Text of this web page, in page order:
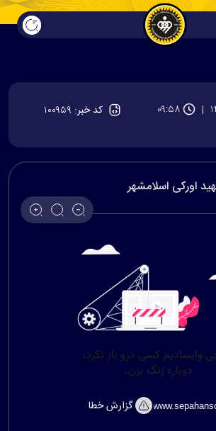
کد خبر: ۱۰۰۹۵۹
اورکی اسلامشهر
گزارش خطا